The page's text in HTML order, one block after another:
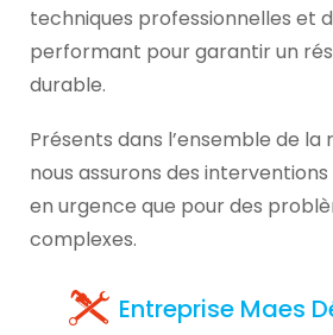
techniques professionnelles et
performant pour garantir un
durable.
Présents dans l’ensemble de la
nous assurons des interventions
en urgence que pour des
complexes.
Entreprise Maes